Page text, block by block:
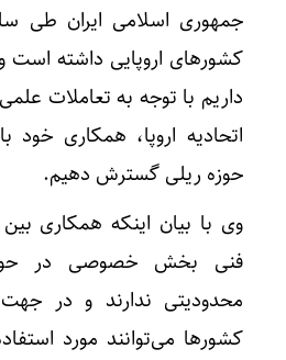
جمهوری اسلامی ایران طی
کشورهای اروپایی داشته است
داریم با توجه به تعاملات
اتحادیه اروپا، همکاری خود
حوزه ریلی گسترش دهیم.
وی با بیان اینکه همکاری
فنی بخش خصوصی در
محدودیتی ندارند و در
کشورها می‌توانند مورد